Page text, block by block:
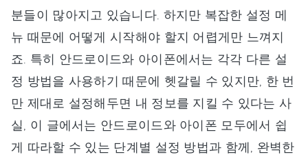
분들이 많아지고 있습니다. 하지만 복잡한 설정 메
뉴 때문에 어떻게 시작해야 할지 어렵게만 느껴지
죠. 특히 안드로이드와 아이폰에서는 각각 다른 설
정 방법을 사용하기 때문에 헷갈릴 수 있지만, 한 번
만 제대로 설정해두면 내 정보를 지킬 수 있다는 사
실, 이 글에서는 안드로이드와 아이폰 모두에서 쉽
게 따라할 수 있는 단계별 설정 방법과 함께, 완벽한